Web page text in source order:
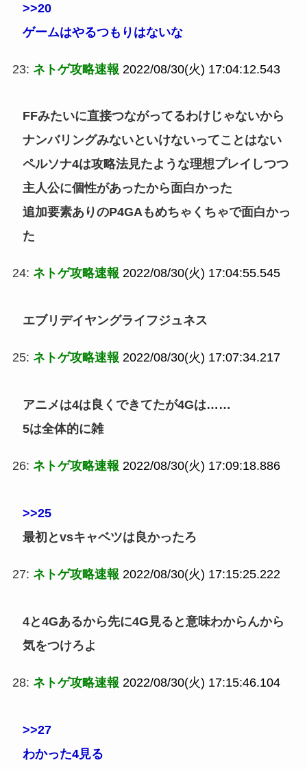
>>20
ゲームはやるつもりはないな
23: ネトゲ攻略速報 2022/08/30(火) 17:04:12.543
FFみたいに直接つながってるわけじゃないから
ナンバリングみないといけないってことはない
ペルソナ4は攻略法見たような理想プレイしつつ
主人公に個性があったから面白かった
追加要素ありのP4GAもめちゃくちゃで面白かっ
た
24: ネトゲ攻略速報 2022/08/30(火) 17:04:55.545
エブリデイヤングライフジュネス
25: ネトゲ攻略速報 2022/08/30(火) 17:07:34.217
アニメは4は良くできてたが4Gは……
5は全体的に雑
26: ネトゲ攻略速報 2022/08/30(火) 17:09:18.886
>>25
最初とvsキャベツは良かったろ
27: ネトゲ攻略速報 2022/08/30(火) 17:15:25.222
4と4Gあるから先に4G見ると意味わからんから
気をつけろよ
28: ネトゲ攻略速報 2022/08/30(火) 17:15:46.104
>>27
わかった4見る